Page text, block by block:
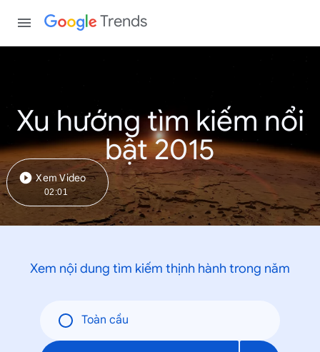
Trends
Xu hướng tìm kiếm nổi
bật 2015
Xem Video
02:01
Xem nội dung tìm kiếm thịnh hành trong năm
Toàn cầu